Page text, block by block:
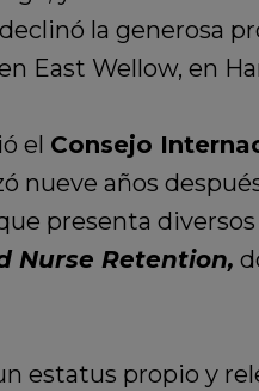
la generosa
East Wellow, en
el Consejo
nueve años
presenta
Nurse Retention,
estatus propio y